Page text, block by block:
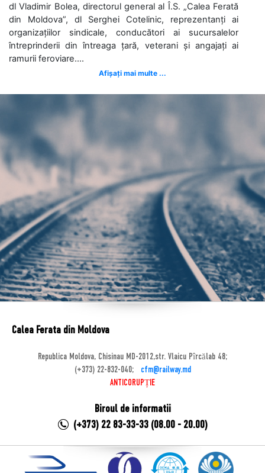
dl Vladimir Bolea, directorul general al Î.S. „Calea Ferată
din Moldova”, dl Serghei Cotelinic, reprezentanți ai
organizațiilor sindicale, conducători ai sucursalelor
întreprinderii din întreaga țară, veterani și angajați ai
ramurii feroviare....
Afișați mai multe ...
Calea Ferata din Moldova
Republica Moldova, Chisinau MD-2012,str. Vlaicu Pîrcălab 48;
(+373) 22-832-040;
cfm@railway.md
ANTICORUPȚIE
Biroul de informatii
(+373) 22 83-33-33 (08.00 - 20.00)